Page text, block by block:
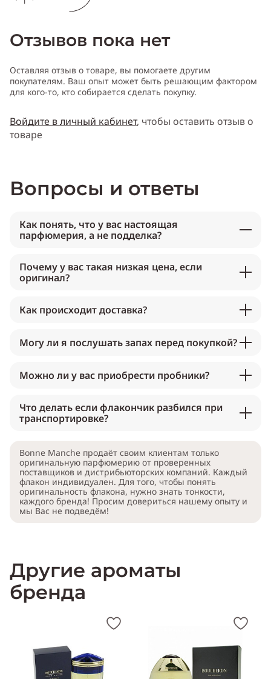
Отзывов пока нет
Оставляя отзыв о товаре, вы помогаете другим
покупателям. Ваш опыт может быть решающим фактором
для кого-то, кто собирается сделать покупку.
Войдите в личный кабинет, чтобы оставить отзыв о
товаре
Вопросы и ответы
Как понять, что у вас настоящая
парфюмерия, а не подделка?
Почему у вас такая низкая цена, если
оригинал?
Как происходит доставка?
Могу ли я послушать запах перед покупкой?
Можно ли у вас приобрести пробники?
Что делать если флакончик разбился при
транспортировке?
Bonne Manche продаёт своим клиентам только
оригинальную парфюмерию от проверенных
поставщиков и дистрибьюторских компаний. Каждый
флакон индивидуален. Для того, чтобы понять
оригинальность флакона, нужно знать тонкости,
каждого бренда! Просим довериться нашему опыту и
мы Вас не подведём!
Другие ароматы
бренда